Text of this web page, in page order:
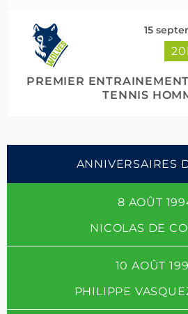
15
PREMIER
TENNIS
ANNIVERSAIRES
8 AOÛT
NICOLAS DE
10 AOÛT
PHILIPPE